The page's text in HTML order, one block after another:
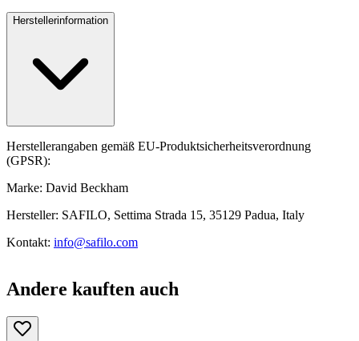
Herstellerinformation
Herstellerangaben gemäß EU-Produktsicherheitsverordnung
(GPSR):
Marke: David Beckham
Hersteller: SAFILO, Settima Strada 15, 35129 Padua, Italy
Kontakt: info@safilo.com
Andere kauften auch